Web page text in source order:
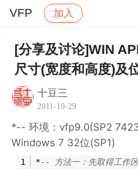
VFP 加入
社区 VFP
[分享及讨论]WIN
尺寸(宽度和高度)及
十豆三
2011-10-29
*-- 环境：vfp9.0(SP2
Windows 7 32位(SP1)
*-- 方法一：先取得工作